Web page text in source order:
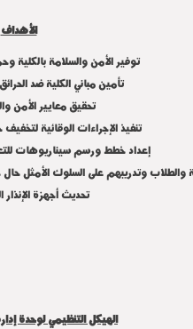
الأهداف
توفير الأمن والسلامة بالكلية
تأمين مباني الكلية ضد
تحقيق معايير الأمن
تنفيذ الإجراءات الوقائية
إعداد خطط ورسم سيناريوهات
والطلاب وتدريبهم على السلوك الأمثل
تحديث أجهزة الإنذار
الهيكل التنظيمي لوحدة